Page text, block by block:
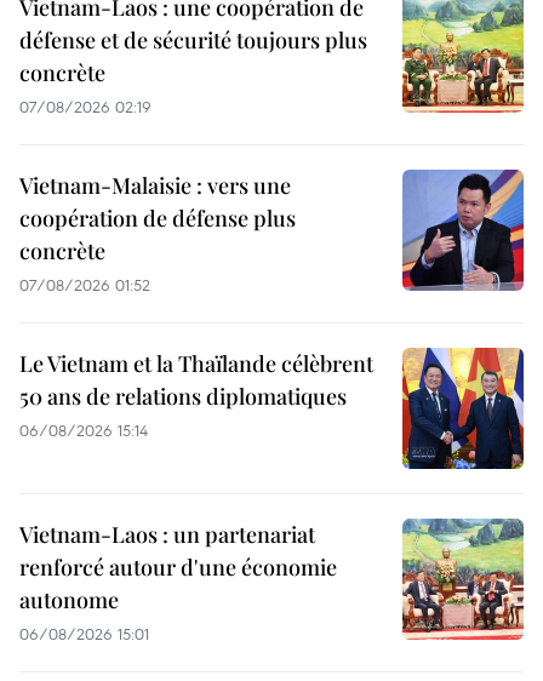
Vietnam-Laos : une coopération de
défense et de sécurité toujours plus
concrète
07/08/2026 02:19
Vietnam-Malaisie : vers une
coopération de défense plus
concrète
07/08/2026 01:52
Le Vietnam et la Thaïlande célèbrent
50 ans de relations diplomatiques
06/08/2026 15:14
Vietnam-Laos : un partenariat
renforcé autour d'une économie
autonome
06/08/2026 15:01